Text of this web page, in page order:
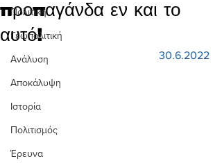
Πολιτική
Γεωπολιτική
Ανάλυση
Αποκάλυψη
Ιστορία
Πολιτισμός
Έρευνα
προπαγάνδα εν και το
αυτό!
30.6.2022